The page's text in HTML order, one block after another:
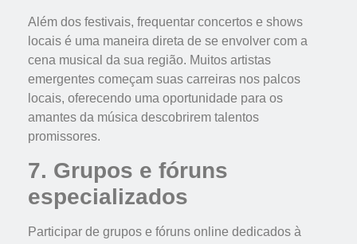
Além dos festivais, frequentar concertos e shows
locais é uma maneira direta de se envolver com a
cena musical da sua região. Muitos artistas
emergentes começam suas carreiras nos palcos
locais, oferecendo uma oportunidade para os
amantes da música descobrirem talentos
promissores.
7. Grupos e fóruns
especializados
Participar de grupos e fóruns online dedicados à